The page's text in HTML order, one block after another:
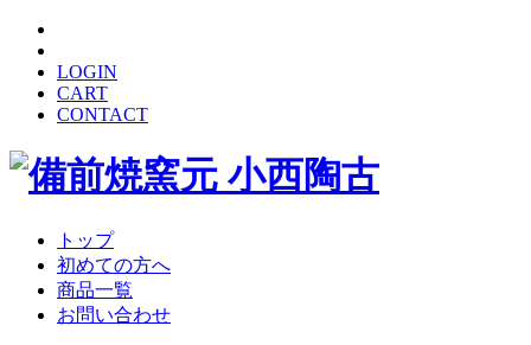
LOGIN
CART
CONTACT
トップ
初めての方へ
商品一覧
お問い合わせ